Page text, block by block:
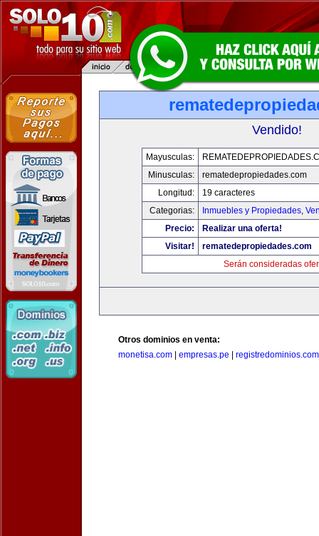
Vendido!
Mayusculas:
Minusculas:
rematedepropiedades.com
Longitud:
19 caracteres
Categorias:
Inmuebles y Propiedades,
Precio:
Realizar una oferta!
Visitar!
rematedepropiedades.com
Serán consideradas
Otros dominios en venta:
monetisa.com
empresas.pe registredominios.com